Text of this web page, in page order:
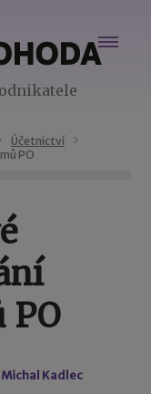
Účetnictví
PO
Michal Kadlec